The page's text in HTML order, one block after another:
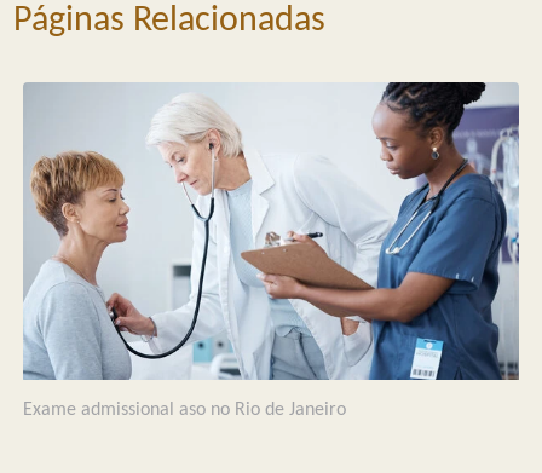
Páginas Relacionadas
Exame admissional aso no Rio de Janeiro